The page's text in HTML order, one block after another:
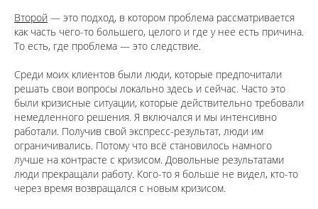
Второй — это подход, в котором проблема рассматривается
как часть чего-то большего, целого и где у нее есть причина.
То есть, где проблема — это следствие.
Среди моих клиентов были люди, которые предпочитали
решать свои вопросы локально здесь и сейчас. Часто это
были кризисные ситуации, которые действительно требовали
немедленного решения. Я включался и мы интенсивно
работали. Получив свой экспресс-результат, люди им
ограничивались. Потому что всё становилось намного
лучше на контрасте с кризисом. Довольные результатами
люди прекращали работу. Кого-то я больше не видел, кто-то
через время возвращался с новым кризисом.